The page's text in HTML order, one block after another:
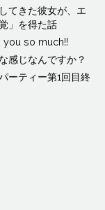
てきた彼女が、エ
」を得た話
so much!!
感じなんですか？
ーティー第1回目終